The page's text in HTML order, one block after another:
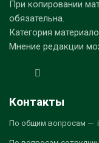
При копировании
обязательна.
Категория
Мнение редакции
Контакты
По общим вопросам —